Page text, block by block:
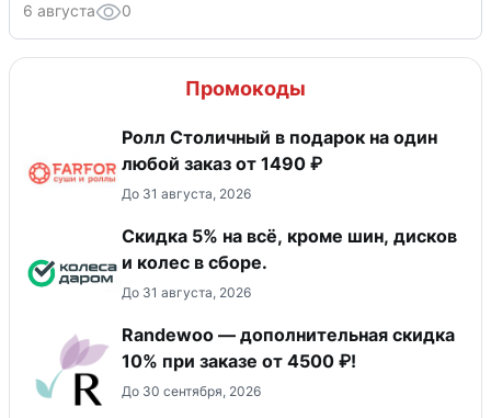
6 августа 0
Промокоды
Ролл Столичный в подарок на один
любой заказ от 1490 ₽
До 31 августа, 2026
Скидка 5% на всё, кроме шин, дисков
и колес в сборе.
До 31 августа, 2026
Randewoo — дополнительная скидка
10% при заказе от 4500 ₽!
До 30 сентября, 2026